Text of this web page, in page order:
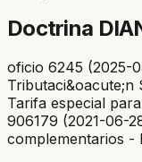
Doctrina
oficio 6245 (2025-
Tributaci&oacute;n
Tarifa especial
906179 (2021-06-
complementarios -